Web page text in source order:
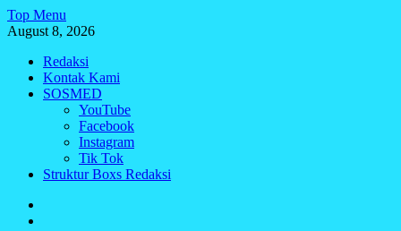
Skip
to
Top Menu
August 8, 2026
Redaksi
Kontak Kami
SOSMED
YouTube
Facebook
Instagram
Tik Tok
Struktur Boxs Redaksi